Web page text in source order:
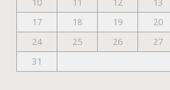
10
11 12 13
17
18 19 20
24
25 26 27
31